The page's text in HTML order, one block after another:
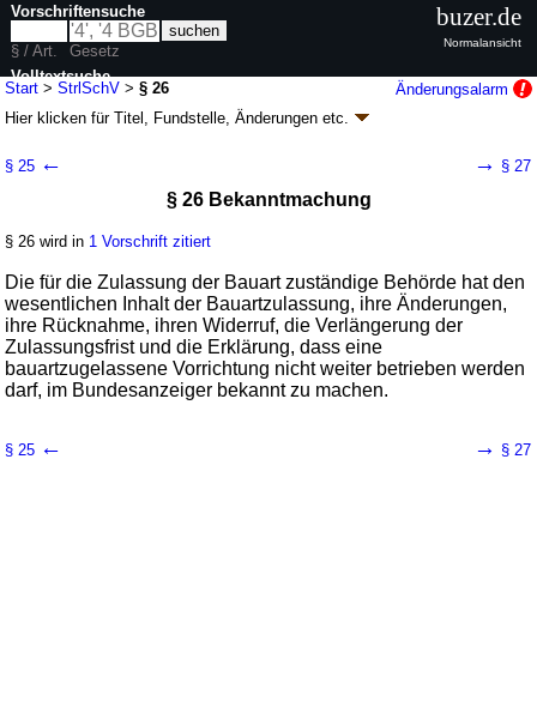
Start >StrlSchV >§ 26
Änderungsalarm
Hier klicken fürTitel, Fundstelle, Änderungen etc.
Artikel 10 G. v. 23.10.2024BGBl. 2024 I Nr. 324
Kernenergie
wird in 74 Vorschriften zitiert
Teil 2 Strahlenschutz bei geplanten
Expositionssituationen
Kapitel 2 Vorabkontrolle bei radioaktiven Stoffen oder
ionisierender Strahlung
§ 25 ← → § 27
§ 26 Bekanntmachung
§ 26 wird in 1 Vorschrift zitiert
Die für die Zulassung der Bauart zuständige Behörde hat den
wesentlichen Inhalt der Bauartzulassung, ihre Änderungen,
ihre Rücknahme, ihren Widerruf, die Verlängerung der
Zulassungsfrist und die Erklärung, dass eine
bauartzugelassene Vorrichtung nicht weiter betrieben werden
darf, im Bundesanzeiger bekannt zu machen.
§ 25 ← → § 27
Vorschriftensuche
§ / Art.
Gesetz
Volltextsuche
nur in StrlSchV
buzer.de
Normalansicht